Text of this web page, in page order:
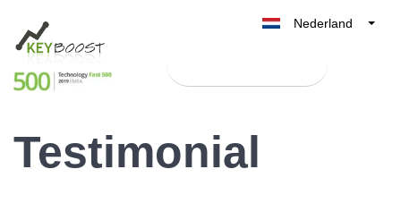
Nederland
België
Testimonial